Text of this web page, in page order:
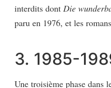
interdits dont Die
paru en 1976, et les
3. 1985-
Une troisième phase dans